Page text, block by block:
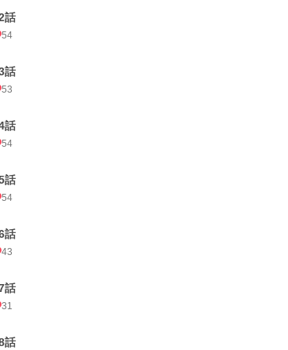
話
54
話
53
話
54
話
54
話
43
話
31
話